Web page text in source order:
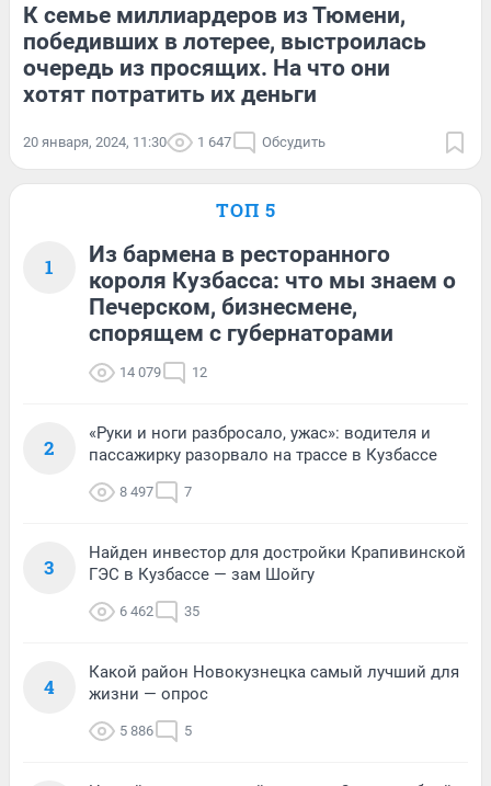
К семье миллиардеров из Тюмени,
победивших в лотерее, выстроилась
очередь из просящих. На что они
хотят потратить их деньги
20 января, 2024, 11:30 1 647 Обсудить
ТОП 5
1
Из бармена в ресторанного
короля Кузбасса: что мы знаем о
Печерском, бизнесмене,
спорящем с губернаторами
14 079 12
2
«Руки и ноги разбросало, ужас»: водителя и
пассажирку разорвало на трассе в Кузбассе
8 497 7
3
Найден инвестор для достройки Крапивинской
ГЭС в Кузбассе — зам Шойгу
6 462 35
4
Какой район Новокузнецка самый лучший для
жизни — опрос
5 886 5